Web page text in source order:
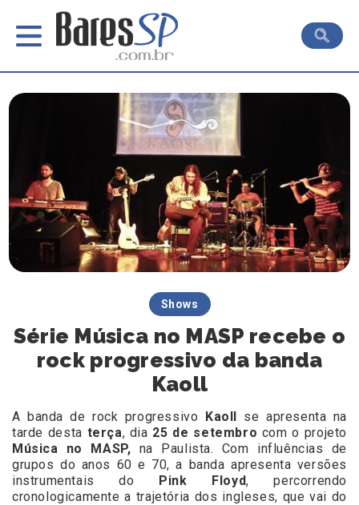
Shows
Série Música no MASP recebe o
rock progressivo da banda
Kaoll
A banda de rock progressivo Kaoll se apresenta na
tarde desta terça, dia 25 de setembro com o projeto
Música no MASP, na Paulista. Com influências de
grupos do anos 60 e 70, a banda apresenta versões
instrumentais do
Pink Floyd, percorrendo
cronologicamente a trajetória dos ingleses, que vai do